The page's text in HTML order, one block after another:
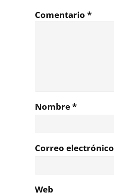
Comentario *
Nombre*
Correo electrónico
Web